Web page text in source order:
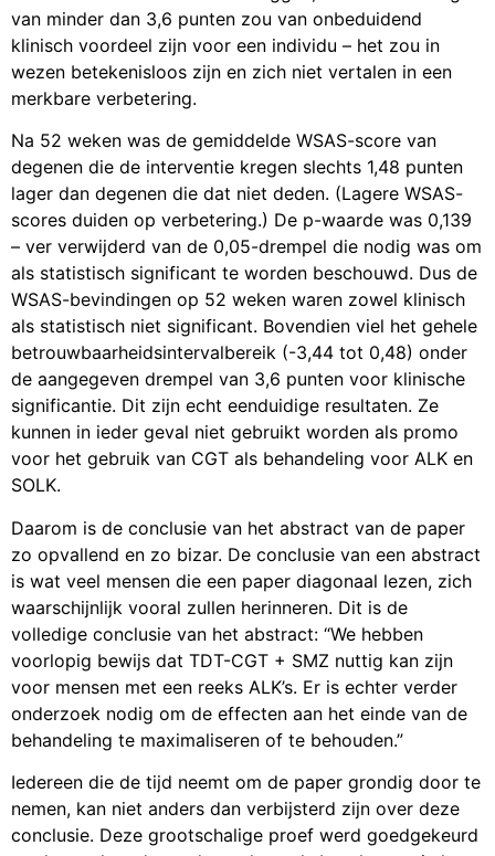
van minder dan 3,6 punten zou van onbeduidend
klinisch voordeel zijn voor een individu – het zou in
wezen betekenisloos zijn en zich niet vertalen in een
merkbare verbetering.
Na 52 weken was de gemiddelde WSAS-score van
degenen die de interventie kregen slechts 1,48 punten
lager dan degenen die dat niet deden. (Lagere WSAS-
scores duiden op verbetering.) De p-waarde was 0,139
– ver verwijderd van de 0,05-drempel die nodig was om
als statistisch significant te worden beschouwd. Dus de
WSAS-bevindingen op 52 weken waren zowel klinisch
als statistisch niet significant. Bovendien viel het gehele
betrouwbaarheidsintervalbereik (-3,44 tot 0,48) onder
de aangegeven drempel van 3,6 punten voor klinische
significantie. Dit zijn echt eenduidige resultaten. Ze
kunnen in ieder geval niet gebruikt worden als promo
voor het gebruik van CGT als behandeling voor ALK en
SOLK.
Daarom is de conclusie van het abstract van de paper
zo opvallend en zo bizar. De conclusie van een abstract
is wat veel mensen die een paper diagonaal lezen, zich
waarschijnlijk vooral zullen herinneren. Dit is de
volledige conclusie van het abstract: “We hebben
voorlopig bewijs dat TDT-CGT + SMZ nuttig kan zijn
voor mensen met een reeks ALK’s. Er is echter verder
onderzoek nodig om de effecten aan het einde van de
behandeling te maximaliseren of te behouden.”
Iedereen die de tijd neemt om de paper grondig door te
nemen, kan niet anders dan verbijsterd zijn over deze
conclusie. Deze grootschalige proef werd goedgekeurd